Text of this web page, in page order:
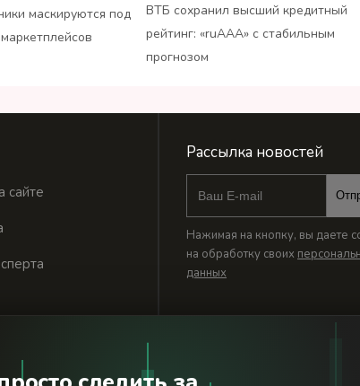
маскируются под
ВТБ сохранил высший кредитный
рейтинг: «ruАAA» с стабильным
прогнозом
сайте
Рассылка новостей
Нажимая на кнопку, вы даете
на обработку своих
данных